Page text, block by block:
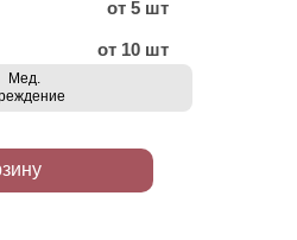
от 5 шт
от 10 шт
Мед.